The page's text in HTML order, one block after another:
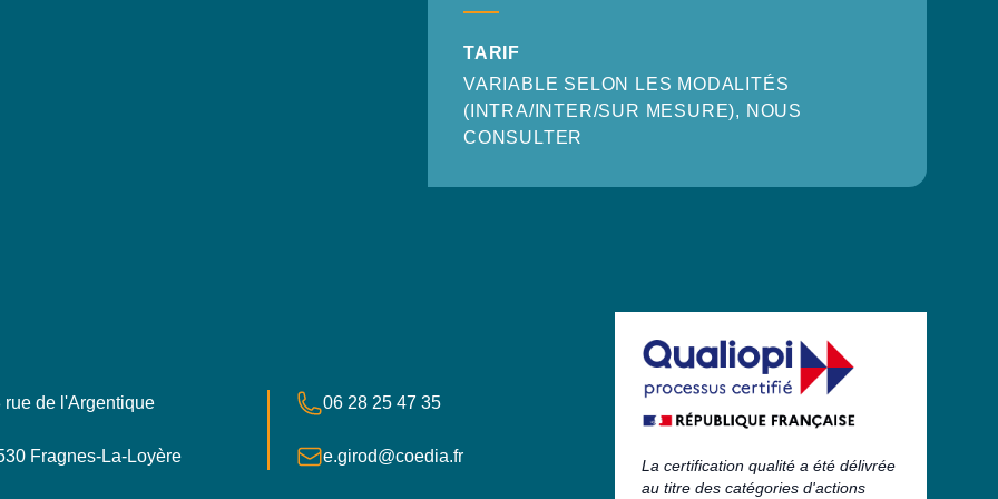
TARIF
VARIABLE SELON LES MODALITÉS
(INTRA/INTER/SUR MESURE), NOUS
CONSULTER
postale
rue de l'Argentique
Fragnes-La-LoyèreFrance
Numéro de téléphone
06 28 25 47 35
E-maile.girod@coedia.fr
La certification qualité a été délivrée
au titre des catégories d'actions